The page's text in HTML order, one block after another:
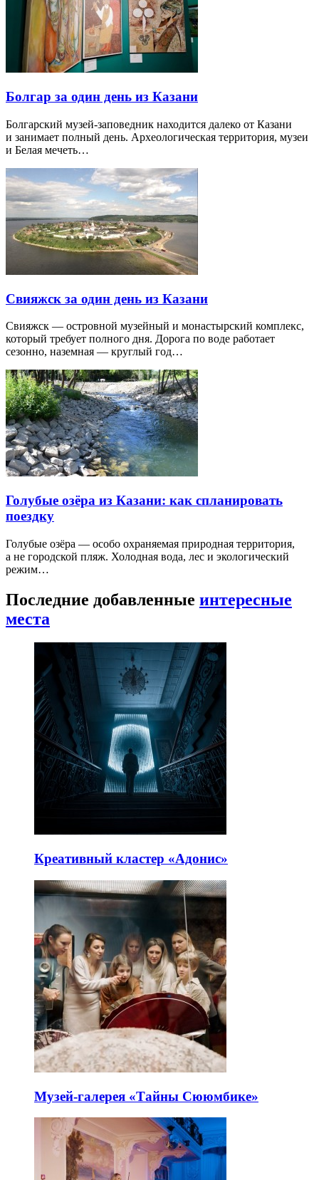
Болгар за один день из Казани
Болгарский музей-заповедник находится далеко от Казани
и занимает полный день. Археологическая территория, музеи
и Белая мечеть…
Свияжск за один день из Казани
Свияжск — островной музейный и монастырский комплекс,
который требует полного дня. Дорога по воде работает
сезонно, наземная — круглый год…
Голубые озёра из Казани: как спланировать
поездку
Голубые озёра — особо охраняемая природная территория,
а не городской пляж. Холодная вода, лес и экологический
режим…
Последние добавленные интересные
места
Креативный кластер «Адонис»
Музей-галерея «Тайны Сююмбике»